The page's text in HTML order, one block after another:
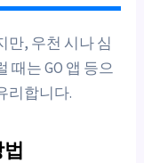
만, 우천 시나 심
때는 GO 앱 등으
리합니다.